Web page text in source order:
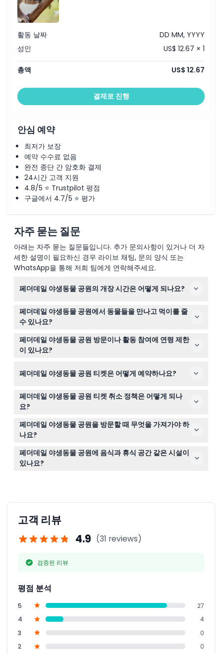
활동 날짜
DD MM, YYYY
성인
US$ 12.67 × 1
총액 US$ 12.67
결제로 진행
안심 예약
최저가 보장
예약 수수료 없음
완전 종단 간 암호화 결제
24시간 고객 지원
4.8/5 ⭐ Trustpilot 평점
구글에서 4.7/5 ⭐ 평가
자주 묻는 질문
아래는 자주 묻는 질문들입니다. 추가 문의사항이 있거나 더 자
세한 설명이 필요하신 경우 라이브 채팅, 문의 양식 또는
WhatsApp을 통해 저희 팀에게 연락해주세요.
페더데일 야생동물 공원의 개장 시간은 어떻게 되나요?
페더데일 야생동물 공원은 매일 오전 8시부터 오후 5시까
지 운영되며, 크리스마스에는 오전 8시부터 오후 2시까지
만 운영됩니다(변경될 수 있으니 예약 시 확인하시기 바랍
니다).
페더데일 야생동물 공원에서 동물들을 만나고 먹이를 줄
수 있나요?
네, 캥거루, 왈라비에게 직접 먹이를 주고 코알라, 펭귄, 그
리고 쿼카와 가까이에서 교감하는 특별한 야생동물 체험을
즐기실 수 있습니다.
페더데일 야생동물 공원 방문이나 활동 참여에 연령 제한
이 있나요?
이는 활동에 참여할 수 없습니다. 또한 16세 이하 방문객은
일부 체험에 적합하지 않습니다.
페더데일 야생동물 공원 티켓은 어떻게 예약하나요?
이 웹사이트에서 간편하게 티켓을 온라인으로 예약하실 수
있으며, 원하는 날짜의 이용 가능 여부도 확인할 수 있습니
다.
페더데일 야생동물 공원 티켓 취소 정책은 어떻게 되나
요?
티켓은 환불 및 취소가 불가하므로 예약하신 날짜와 시간에
반드시 이용해 주시기 바랍니다.
페더데일 야생동물 공원을 방문할 때 무엇을 가져가야 하
나요?
편안한 워킹화, 모자, 자외선 차단제, 물을 준비하시면 방문
내내 쾌적하게 지내실 수 있습니다. 야생동물과의 만남을
사진으로 남기기 위한 카메라도 환영합니다!
페더데일 야생동물 공원에 음식과 휴식 공간 같은 시설이
있나요?
고객 리뷰
4.9 (31 reviews)
검증된 리뷰
평점 분석
5
27
4
4
3
0
2
0